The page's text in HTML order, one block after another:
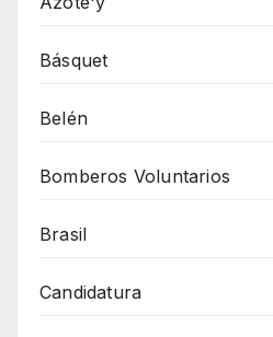
Básquet
Belén
Bomberos Voluntarios
Brasil
Candidatura